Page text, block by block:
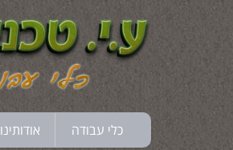
כלי עבודה אודותינו